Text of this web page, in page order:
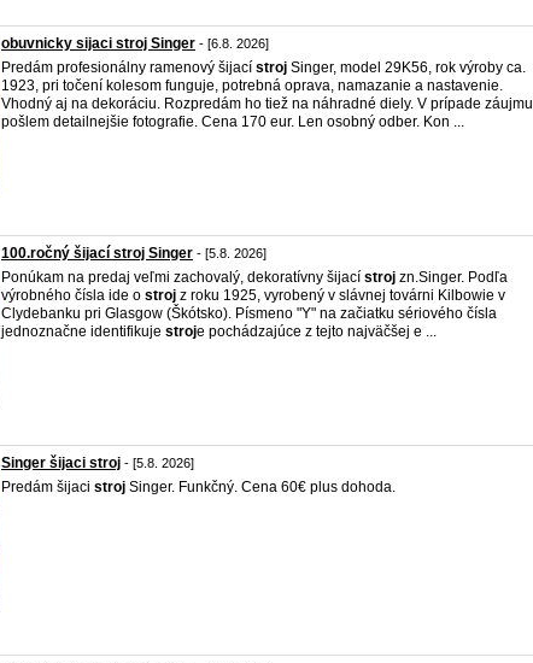
obuvnicky sijaci stroj Singer - [6.8. 2026]
Predám profesionálny ramenový šijací stroj Singer, model 29K56, rok výroby ca.
1923, pri točení kolesom funguje, potrebná oprava, namazanie a nastavenie.
Vhodný aj na dekoráciu. Rozpredám ho tiež na náhradné diely. V prípade záujmu
pošlem detailnejšie fotografie. Cena 170 eur. Len osobný odber. Kon ...
100.ročný šijací stroj Singer - [5.8. 2026]
Ponúkam na predaj veľmi zachovalý, dekoratívny šijací stroj zn.Singer. Podľa
výrobného čísla ide o stroj z roku 1925, vyrobený v slávnej továrni Kilbowie v
Clydebanku pri Glasgow (Škótsko). Písmeno "Y" na začiatku sériového čísla
jednoznačne identifikuje stroje pochádzajúce z tejto najväčšej e ...
Singer šijaci stroj - [5.8. 2026]
Predám šijaci stroj Singer. Funkčný. Cena 60€ plus dohoda.